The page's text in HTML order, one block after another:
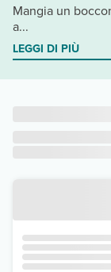
Mangia un
a...
LEGGI DI PIÙ